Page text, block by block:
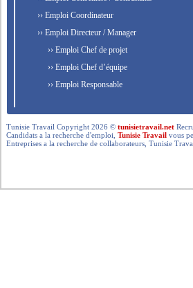
›› Emploi Coordinateur
›› Emploi Directeur / Manager
›› Emploi Chef de projet
›› Emploi Chef d’équipe
›› Emploi Responsable
Tunisie Travail Copyright 2026 ©tunisietravail.net
Candidats a la recherche d'emploi,Tunisie Travail vous
Entreprises a la recherche de collaborateurs, Tunisie